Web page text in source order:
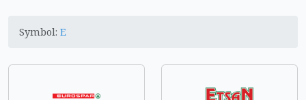
Symbol: E